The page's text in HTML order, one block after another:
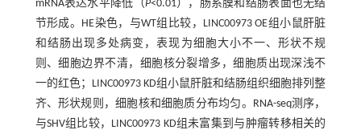
mRNA表达水平降低（P<0.01），肠系膜和结肠表面也无结
节形成。HE染色，与WT组比较，LINC00973 OE组小鼠肝脏
和结肠出现多处病变，表现为细胞大小不一、形状不规
则、细胞边界不清，细胞核分裂增多，细胞质出现深浅不
一的红色；LINC00973 KD组小鼠肝脏和结肠组织细胞排列整
齐、形状规则，细胞核和细胞质分布均匀。RNA-seq测序，
与SHV组比较，LINC00973 KD组未富集到与肿瘤转移相关的